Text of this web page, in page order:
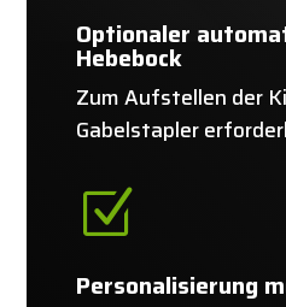
Optionaler
Hebebock
Zum Aufstellen der
Gabelstapler
Z
Personalisierung